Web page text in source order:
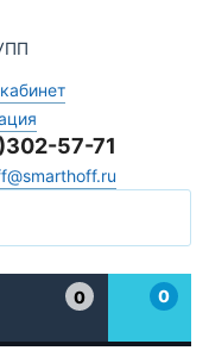
57-71
0
0